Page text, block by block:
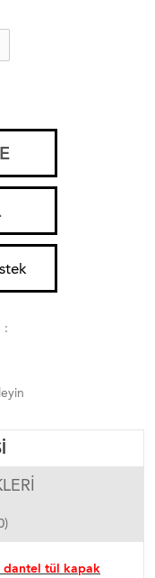
:
dantel tül kapak